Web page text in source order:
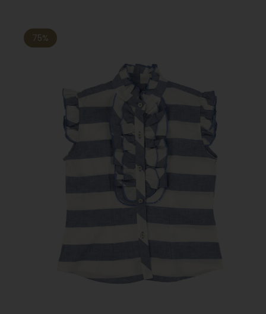
75%